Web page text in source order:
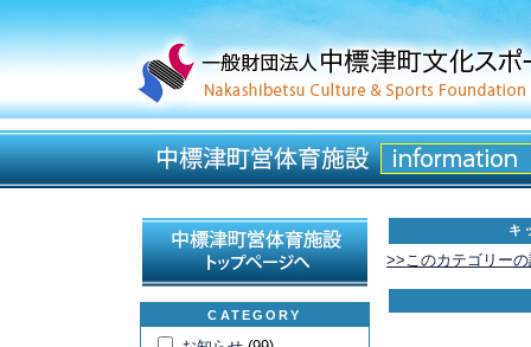
CATEGORY
キ
>>このカテゴリー